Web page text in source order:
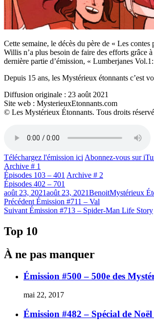
Cette semaine, le décès du père de « Les
Willis n’a plus besoin de faire des efforts grâce
dernière partie d’émission, « Lumberjanes
Depuis 15 ans, les Mystérieux étonnants c’est
Diffusion originale : 23 août 2021
Site web : MysterieuxEtonnants.com
© Les Mystérieux Étonnants. Tous droits
Téléchargez l'émission ici Abonnez-vous sur
Archive # 1
Épisodes 103 – 401 Archive # 2
Épisodes 402 – 701
Publié
le
août 23, 2021août 23, 2021BenoitCatégories
Mystérieux
Navigation
de
l'article
Précédent Article
précédent :
Émission #711 – Val
Suivant Article
Émission #713 – Spider-Man Life Story
Top 10
À ne pas manquer
Émission #500 – 500e des
mai 22, 2017
Émission #482 – Spécial de Noël